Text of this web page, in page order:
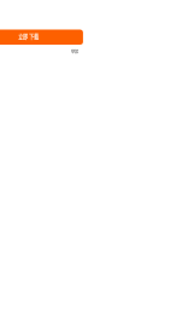
立即下载
举报